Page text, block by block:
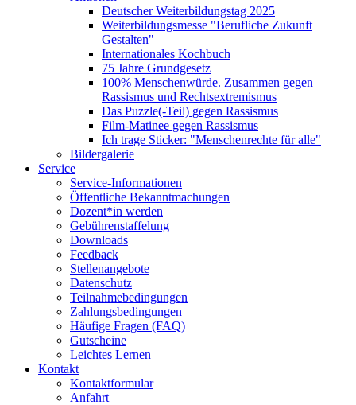
Deutscher Weiterbildungstag 2025
Weiterbildungsmesse "Berufliche Zukunft
Gestalten"
Internationales Kochbuch
75 Jahre Grundgesetz
100% Menschenwürde. Zusammen gegen
Rassismus und Rechtsextremismus
Das Puzzle(-Teil) gegen Rassismus
Film-Matinee gegen Rassismus
Ich trage Sticker: "Menschenrechte für alle"
Bildergalerie
Service
Service-Informationen
Öffentliche Bekanntmachungen
Dozent*in werden
Gebührenstaffelung
Downloads
Feedback
Stellenangebote
Datenschutz
Teilnahmebedingungen
Zahlungsbedingungen
Häufige Fragen (FAQ)
Gutscheine
Leichtes Lernen
Kontakt
Kontaktformular
Anfahrt